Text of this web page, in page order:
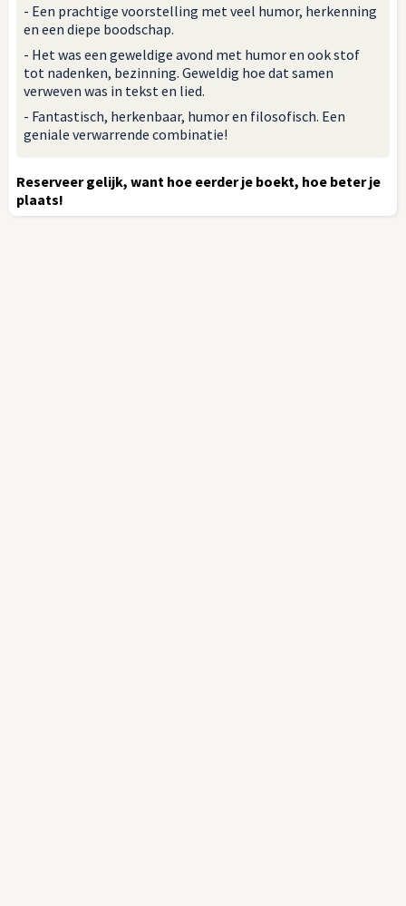
- Een prachtige voorstelling met veel humor, herkenning
en een diepe boodschap.
- Het was een geweldige avond met humor en ook stof
tot nadenken, bezinning. Geweldig hoe dat samen
verweven was in tekst en lied.
- Fantastisch, herkenbaar, humor en filosofisch. Een
geniale verwarrende combinatie!
Reserveer gelijk, want hoe eerder je boekt, hoe beter je
plaats!